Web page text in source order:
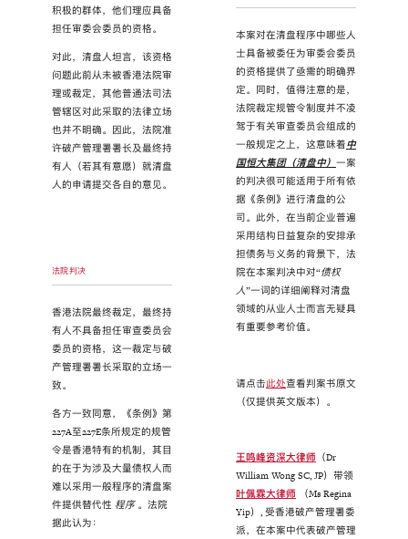
积极的群体，他们理应具备
担任审委会委员的资格。
对此，清盘人坦言，该资格
问题此前从未被香港法院审
理或裁定，其他普通法司法
管辖区对此采取的法律立场
也并不明确。因此，法院准
许破产管理署署长及最终持
有人（若其有意愿）就清盘
人的申请提交各自的意见。
法院判决
香港法院最终裁定，最终持
有人不具备担任审查委员会
委员的资格，这一裁定与破
产管理署署长采取的立场一
致。
各方一致同意，《条例》第
227A至227E条所规定的规管
令是香港特有的机制，其目
的在于为涉及大量债权人而
难以采用一般程序的清盘案
件提供替代性 程序 。法院
据此认为：
本案对在清盘程序中哪些人
士具备被委任为审委会委员
的资格提供了亟需的明确界
定。同时，值得注意的是，
法院裁定规管令制度并不凌
驾于有关审查委员会组成的
一般规定之上，这意味着中
国恒大集团（清盘中） 一案
的判决很可能适用于所有依
据《条例》进行清盘的公
司。此外，在当前企业普遍
采用结构日益复杂的安排承
担债务与义务的背景下，法
院在本案判决中对“债权
人”一词的详细阐释对清盘
领域的从业人士而言无疑具
有重要参考价值。
请点击此处查看判案书原文
（仅提供英文版本）。
王鸣峰资深大律师 （Dr
William Wong SC, JP）带领
叶佩霖大律师 （Ms Regina
Yip）, 受香港破产管理署委
派，在本案中代表破产管理